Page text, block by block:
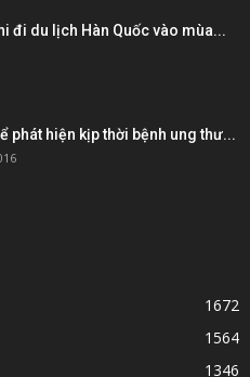
đi du lịch Hàn Quốc vào mùa...
phát hiện kịp thời bệnh ung thư...
1672
1564
1346